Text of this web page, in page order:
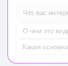
Что вас
О чем это
Какая